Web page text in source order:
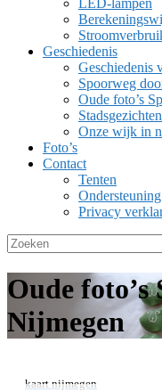
LED-lampen
Geschiedenis
Geschiedenis
Spoorweg
Oude foto’s
Onze wijk in
Foto’s
Contact
Tenten
Ondersteuning
Privacy
Oude foto’s
Nijmegen
kaart nijmegen